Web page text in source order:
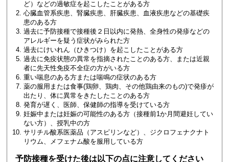
ど）などの過敏症を起こしたことがある方
心臓血管系疾患、腎臓疾患、肝臓疾患、血液疾患などの基礎疾
患のある方
過去に予防接種で接種後２日以内に発熱、全身性の発疹などの
アレルギーを疑う症状がみられた方
過去にけいれん（ひきつけ）を起こしたことがある方
過去に免疫状態の異常を指摘されたことのある方、または近親
者に先天性免疫不全症の方がいる方
重い喘息のある方または喘鳴の症状のある方
薬の服用または食事(鶏卵、鶏肉、その他鶏由来のもの)で発疹が
出たり、体に異常をきたしたことのある方
発育が遅く、医師、保健師の指導を受けている方
妊娠中または妊娠の可能性のある方（接種前1か月間避妊してい
ない方）、授乳中の方
サリチル酸系医薬品（アスピリンなど）、ジクロフェナクナト
リウム、メフェナム酸を服用している方
予防接種を受けた後は以下の点に注意してください